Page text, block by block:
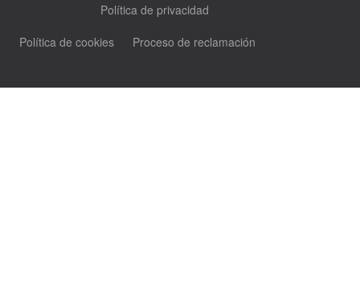
Política de privacidad
Política de cookies
Proceso de reclamación